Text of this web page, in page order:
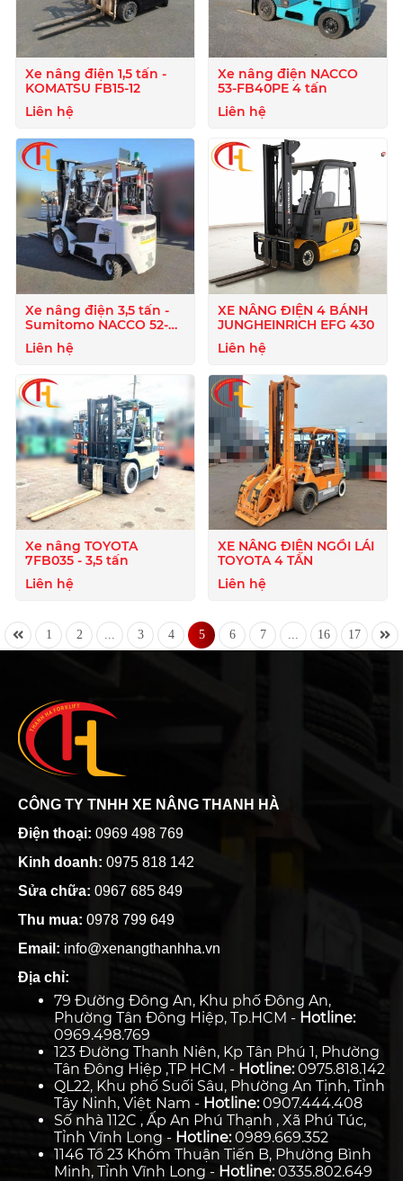
Xe nâng điện 1,5 tấn -
KOMATSU FB15-12
Liên hệ
Xe nâng điện NACCO
53-FB40PE 4 tấn
Liên hệ
Xe nâng điện 3,5 tấn -
Sumitomo NACCO 52-
FB35PJ
Liên hệ
XE NÂNG ĐIỆN 4 BÁNH
JUNGHEINRICH EFG 430
Liên hệ
Xe nâng TOYOTA
7FB035 - 3,5 tấn
Liên hệ
XE NÂNG ĐIỆN NGỒI LÁI
TOYOTA 4 TẤN
Liên hệ
1 2 3 4 5 6 7 16 17
CÔNG TY TNHH XE NÂNG THANH HÀ
Điện thoại: 0969 498 769
Kinh doanh: 0975 818 142
Sửa chữa: 0967 685 849
Thu mua: 0978 799 649
Email: info@xenangthanhha.vn
Địa chỉ:
79 Đường Đông An, Khu phố Đông An,
Phường Tân Đông Hiệp, Tp.HCM - Hotline:
0969.498.769
123 Đường Thanh Niên, Kp Tân Phú 1, Phường
Tân Đông Hiệp ,TP HCM - Hotline:0975.818.142
QL22, Khu phố Suối Sâu, Phường An Tịnh, Tỉnh
Tây Ninh, Việt Nam - Hotline:0907.444.408
Số nhà 112C , Ấp An Phú Thạnh , Xã Phú Túc,
Tỉnh Vĩnh Long - Hotline:0989.669.352
1146 Tổ 23 Khóm Thuận Tiến B, Phường Bình
Minh, Tỉnh Vĩnh Long - Hotline:0335.802.649